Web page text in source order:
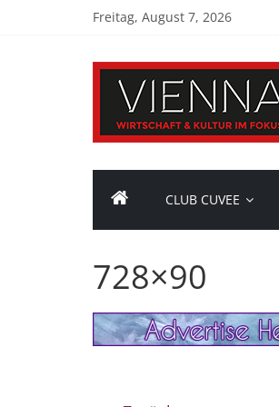
Freitag, August 7, 2026
CLUB CUVEE
728×90